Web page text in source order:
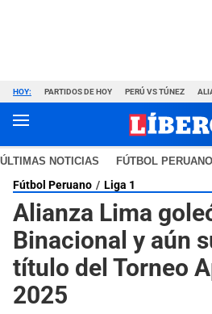
HOY: PARTIDOS DE HOY PERÚ VS TÚNEZ
ÚLTIMAS NOTICIAS FÚTBOL PERUANO
Fútbol Peruano Liga 1
Alianza Lima
Binacional y aún
título del Torneo
2025